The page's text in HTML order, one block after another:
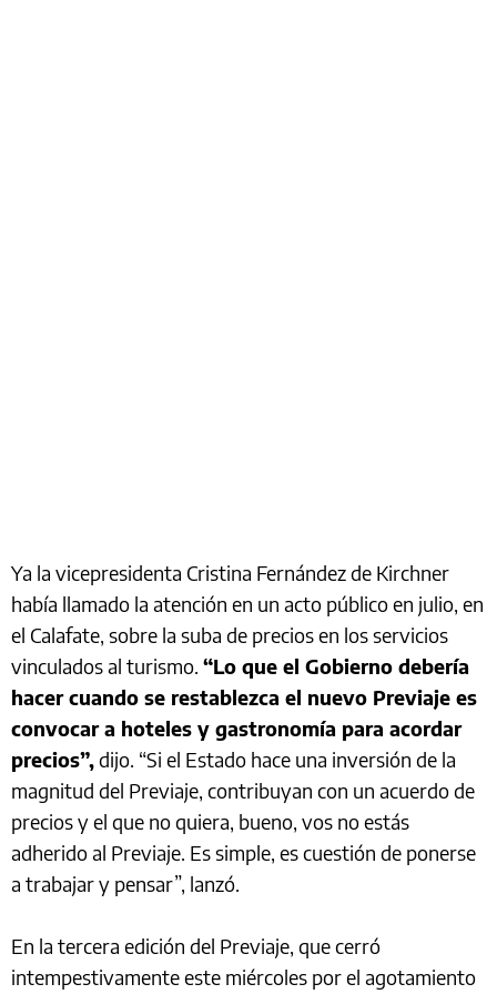
Ya la vicepresidenta Cristina Fernández de Kirchner
había llamado la atención en un acto público en julio, en
el Calafate, sobre la suba de precios en los servicios
vinculados al turismo. “Lo que el Gobierno debería
hacer cuando se restablezca el nuevo Previaje es
convocar a hoteles y gastronomía para acordar
precios”,dijo. “Si el Estado hace una inversión de la
magnitud del Previaje, contribuyan con un acuerdo de
precios y el que no quiera, bueno, vos no estás
adherido al Previaje. Es simple, es cuestión de ponerse
a trabajar y pensar”, lanzó.
En la tercera edición del Previaje, que cerró
intempestivamente este miércoles por el agotamiento